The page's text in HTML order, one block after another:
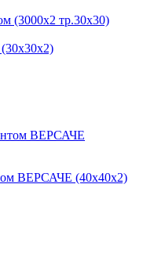
ВЕРСАЧЕ (40х40х2)